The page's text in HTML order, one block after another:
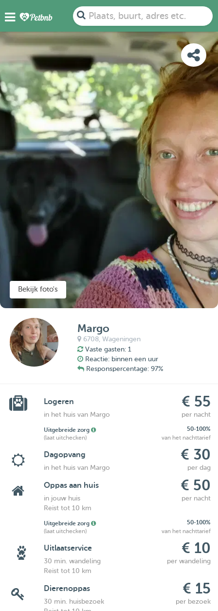
Plaats, buurt, adres etc.
FOTO'S DETAILS BESCHIKBAARHEID
KAART
Bekijk foto's
Margo
6708,Wageningen
Vaste gasten: 1
Reactie: binnen een uur
Responspercentage: 97%
Logeren € 55
in het huis van Margo per nacht
Uitgebreide zorg
50-100%
(laat uitchecken)
van het nachttarief
Dagopvang € 30
in het huis van Margo per dag
Oppas aan huis € 50
in jouw huis
per nacht
Reist tot 10 km
Uitgebreide zorg
50-100%
(laat uitchecken)
van het nachttarief
Uitlaatservice € 10
30 min. wandeling
per wandeling
Reist tot 10 km
Dierenoppas € 15
30 min. huisbezoek
per bezoek